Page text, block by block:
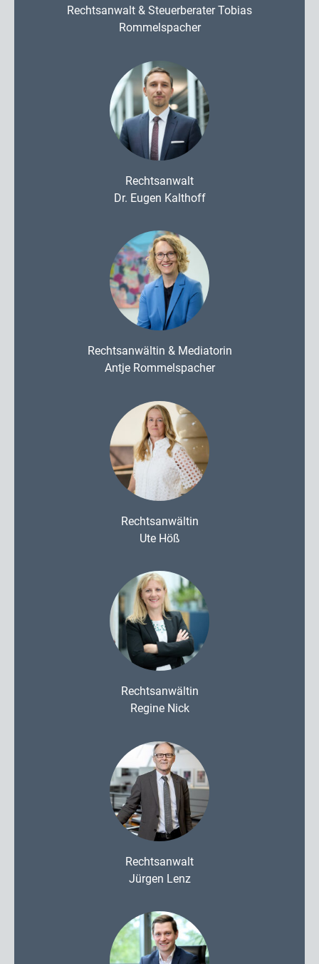
Rechtsanwalt & Steuerberater Tobias
Rommelspacher
Rechtsanwalt
Dr. Eugen Kalthoff
Rechtsanwältin & Mediatorin
Antje Rommelspacher
Rechtsanwältin
Ute Höß
Rechtsanwältin
Regine Nick
Rechtsanwalt
Jürgen Lenz